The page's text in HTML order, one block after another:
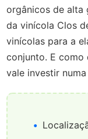
orgânicos de alta
da vinícola Clos
vinícolas para a
conjunto. E como
vale investir